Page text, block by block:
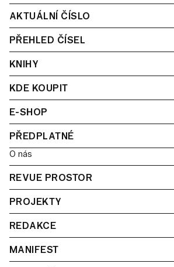
AKTUÁLNÍ ČÍSLO
PŘEHLED ČÍSEL
KNIHY
KDE KOUPIT
E-SHOP
PŘEDPLATNÉ
O nás
REVUE PROSTOR
PROJEKTY
REDAKCE
MANIFEST